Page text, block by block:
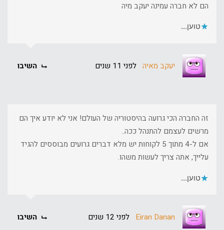
הם לא חברה עמינה יעקב מיה
טוען...
יעקב מאיה לפני 11 שנים השיבו
זה החברה הכי גרועה בהיסטוריה של העולם! אני לא יודע איך הם
מרשים לעצמם להתנהל ככה..
אם ל-4 מתוך 5 לקוחות יש מלא דברים גרועים מבוססים להגיד
עלייך, אתה צריך לעשות משהו.
טוען...
Eiran Danan לפני 12 שנים השיבו